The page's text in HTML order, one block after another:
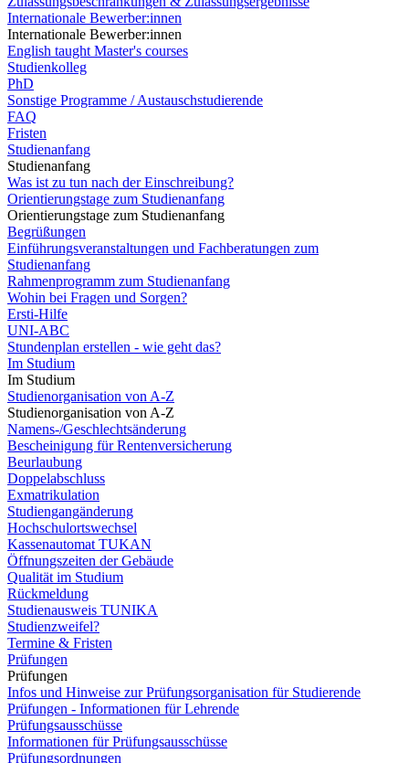
Internationale Bewerber:innen
Internationale Bewerber:innen
English taught Master's courses
Studienkolleg
PhD
Sonstige Programme / Austauschstudierende
FAQ
Fristen
Studienanfang
Studienanfang
Was ist zu tun nach der Einschreibung?
Orientierungstage zum Studienanfang
Orientierungstage zum Studienanfang
Begrüßungen
Einführungsveranstaltungen und Fachberatungen zum
Studienanfang
Rahmenprogramm zum Studienanfang
Wohin bei Fragen und Sorgen?
Ersti-Hilfe
UNI-ABC
Stundenplan erstellen - wie geht das?
Im Studium
Im Studium
Studienorganisation von A-Z
Studienorganisation von A-Z
Namens-/Geschlechtsänderung
Bescheinigung für Rentenversicherung
Beurlaubung
Doppelabschluss
Exmatrikulation
Studiengangänderung
Hochschulortswechsel
Kassenautomat TUKAN
Öffnungszeiten der Gebäude
Qualität im Studium
Rückmeldung
Studienausweis TUNIKA
Studienzweifel?
Termine & Fristen
Prüfungen
Prüfungen
Infos und Hinweise zur Prüfungsorganisation für Studierende
Prüfungen - Informationen für Lehrende
Prüfungsausschüsse
Informationen für Prüfungsausschüsse
Prüfungsordnungen